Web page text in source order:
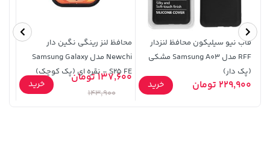
3,879,000 تومان خرید 339,900 تومان خرید
قاب نیو سیلیکون محافظ لنزدار
RFF مدل Samsung A03 مشکی
(پک دار)
229,900 تومان خرید
محافظ لنز رینگی نگین دار
Newchi مدل Samsung Galaxy
S25 FE - نقره ای (پک کوچک)
137,600 تومان
143,900
خرید